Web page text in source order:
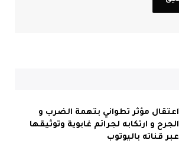
اعتقال مؤثر تطواني بتهمة الضرب و
الجرح و ارتكابه لجرائم غابوية وتوثيقها
عبر قناته باليوتوب